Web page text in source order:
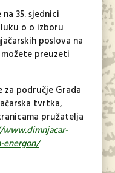
35. sjednici
o o izboru
poslova na
preuzeti
za područje Grada
tvrtka,
pružatelja
energon/